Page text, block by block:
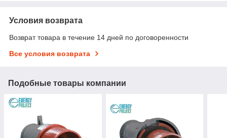
Условия возврата
Возврат товара в течение 14 дней по договоренности
Все условия возврата
Подобные товары компании